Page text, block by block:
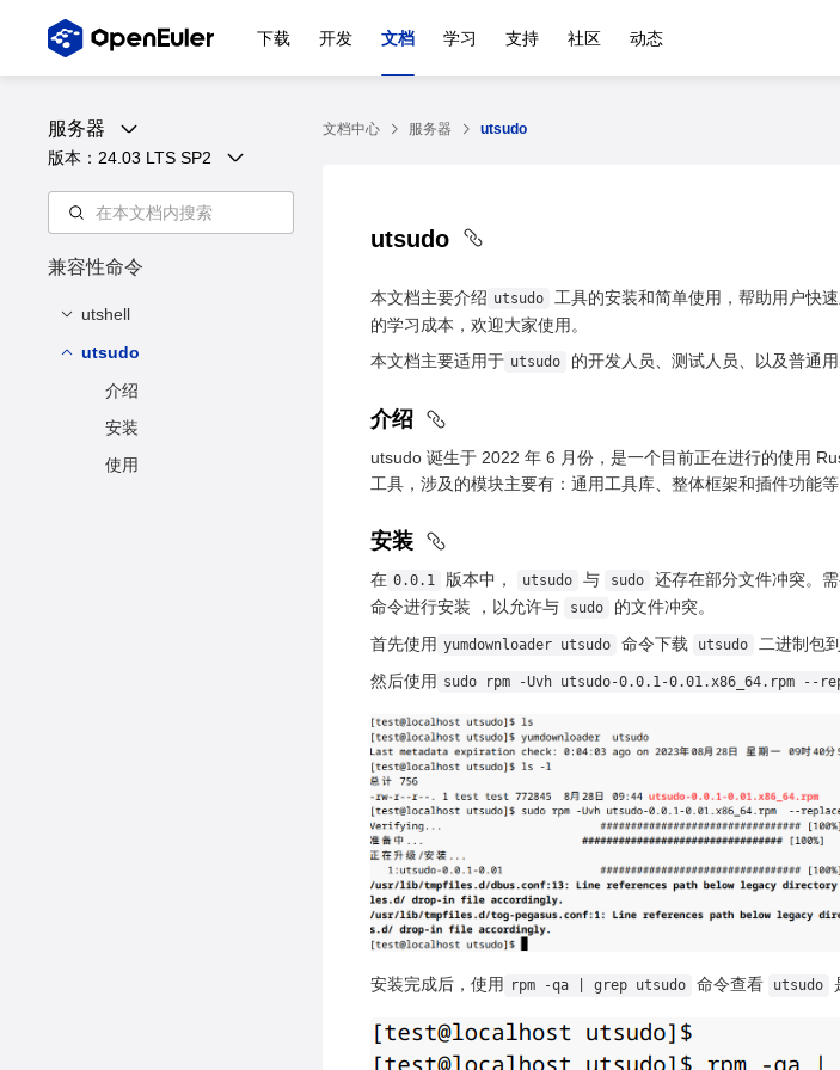
下载 开发 文档 学习 支持 社区 动态
服务器
版本： 24.03 LTS SP2
兼容性命令
utshell
介绍
安装和卸载
使用
utsudo
介绍
安装
使用
文档中心 服务器 utsudo
utsudo
本文档主要介绍 utsudo 工具的安装和简单使用，帮助用户快速
的学习成本，欢迎大家使用。
本文档主要适用于 utsudo 的开发人员、测试人员、以及普通用
介绍
utsudo 诞生于 2022 年 6 月份，是一个目前正在进行的使用
工具，涉及的模块主要有：通用工具库、整体框架和插件功能等
安装
在 0.0.1 版本中， utsudo 与 sudo 还存在部分文件冲突。
命令进行安装 ，以允许与 sudo
的文件冲突。
首先使用 yumdownloader utsudo 命令下载 utsudo
二进制包
然后使用 sudo rpm -Uvh utsudo-0.0.1-0.01.x86_64.rpm --
安装完成后，使用 rpm -qa | grep utsudo 命令查看 utsudo